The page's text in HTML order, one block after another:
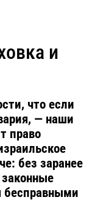
и
что если
— наши
право
без заранее
бесправными